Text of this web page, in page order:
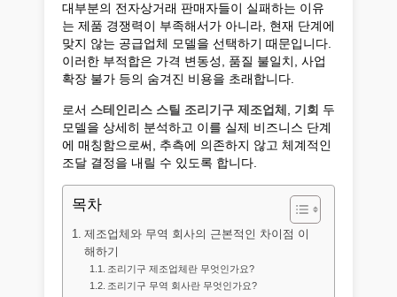
대부분의 전자상거래 판매자들이 실패하는 이유
는 제품 경쟁력이 부족해서가 아니라, 현재 단계에
맞지 않는 공급업체 모델을 선택하기 때문입니다.
이러한 부적합은 가격 변동성, 품질 불일치, 사업
확장 불가 등의 숨겨진 비용을 초래합니다.
로서 스테인리스 스틸 조리기구 제조업체 , 기회 두
모델을 상세히 분석하고 이를 실제 비즈니스 단계
에 매칭함으로써, 추측에 의존하지 않고 체계적인
조달 결정을 내릴 수 있도록 합니다.
목차
제조업체와 무역 회사의 근본적인 차이점 이
해하기
조리기구 제조업체란 무엇인가요?
조리기구 무역 회사란 무엇인가요?